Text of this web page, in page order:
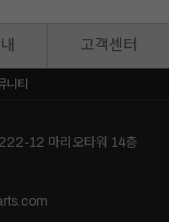
고객센터
니티
12 마리오타워 14층